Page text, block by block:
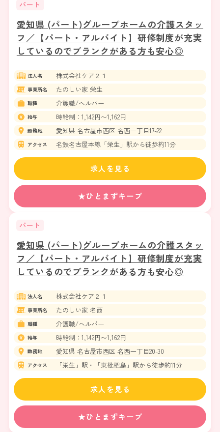
パート
愛知県 (パート)グループホームの介護スタッ
フ／【パート・アルバイト】研修制度が充実
しているのでブランクがある方も安心◎
法人名 株式会社ケア２１
事業所名 たのしい家 栄生
職種 介護職/ヘルパー
給与 時給制：1,142円〜1,162円
勤務地 愛知県 名古屋市西区 名西一丁目17-22
アクセス 名鉄名古屋本線「栄生」駅から徒歩約11分
★ひとまずキープ
求人を見る
パート
愛知県 (パート)グループホームの介護スタッ
フ／【パート・アルバイト】研修制度が充実
しているのでブランクがある方も安心◎
法人名 株式会社ケア２１
事業所名 たのしい家 名西
職種 介護職/ヘルパー
給与 時給制：1,142円〜1,162円
勤務地 愛知県 名古屋市西区 名西一丁目20-30
アクセス 「栄生」駅・「東枇杷島」駅から徒歩約11分
★ひとまずキープ
求人を見る